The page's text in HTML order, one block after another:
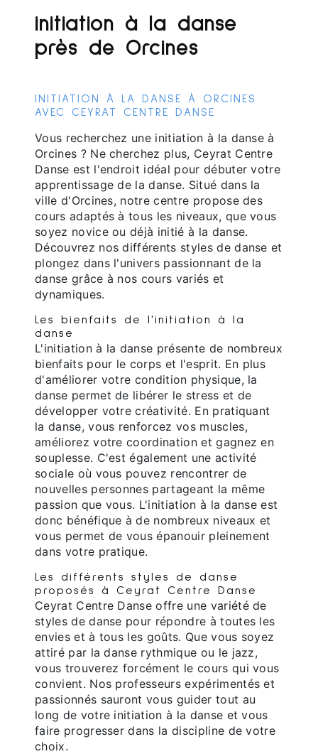
initiation à la danse
près de Orcines
INITIATION À LA DANSE À ORCINES
AVEC CEYRAT CENTRE DANSE
Vous recherchez une initiation à la danse à
Orcines ? Ne cherchez plus, Ceyrat Centre
Danse est l'endroit idéal pour débuter votre
apprentissage de la danse. Situé dans la
ville d'Orcines, notre centre propose des
cours adaptés à tous les niveaux, que vous
soyez novice ou déjà initié à la danse.
Découvrez nos différents styles de danse et
plongez dans l'univers passionnant de la
danse grâce à nos cours variés et
dynamiques.
Les bienfaits de l'initiation à la
danse
L'initiation à la danse présente de nombreux
bienfaits pour le corps et l'esprit. En plus
d'améliorer votre condition physique, la
danse permet de libérer le stress et de
développer votre créativité. En pratiquant
la danse, vous renforcez vos muscles,
améliorez votre coordination et gagnez en
souplesse. C'est également une activité
sociale où vous pouvez rencontrer de
nouvelles personnes partageant la même
passion que vous. L'initiation à la danse est
donc bénéfique à de nombreux niveaux et
vous permet de vous épanouir pleinement
dans votre pratique.
Les différents styles de danse
proposés à Ceyrat Centre Danse
Ceyrat Centre Danse offre une variété de
styles de danse pour répondre à toutes les
envies et à tous les goûts. Que vous soyez
attiré par la danse rythmique ou le jazz,
vous trouverez forcément le cours qui vous
convient. Nos professeurs expérimentés et
passionnés sauront vous guider tout au
long de votre initiation à la danse et vous
faire progresser dans la discipline de votre
choix.